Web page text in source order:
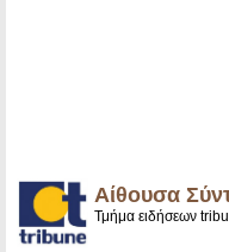
Αίθουσα
Τμήμα ειδήσεων